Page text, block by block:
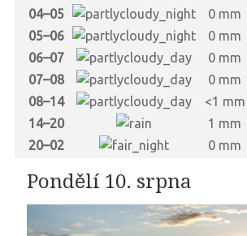
04–05
0 mm
05–06
0 mm
06–07
0 mm
07–08
0 mm
08–14
<1 mm
14–20
1 mm
20–02
0 mm
Pondělí 10. srpna